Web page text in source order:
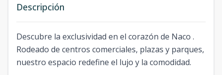
Descripción
Descubre la exclusividad en el corazón de Naco .
Rodeado de centros comerciales, plazas y parques,
nuestro espacio redefine el lujo y la comodidad.